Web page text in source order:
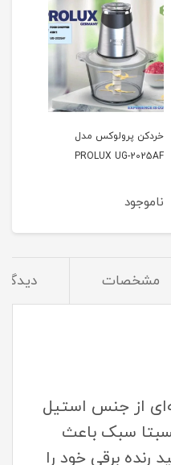
خردکن پرولوکس مدل
PROLUX UG-2025AF
ناموجود
مشخصات
از جنس استیل
سبک باعث
رنده برقی خود را